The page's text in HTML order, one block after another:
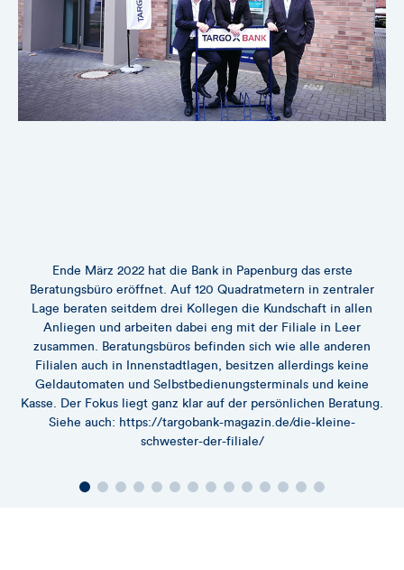
Ende März 2022 hat die Bank in Papenburg das erste
Beratungsbüro eröffnet. Auf 120 Quadratmetern in zentraler
Lage beraten seitdem drei Kollegen die Kundschaft in allen
Anliegen und arbeiten dabei eng mit der Filiale in Leer
zusammen. Beratungsbüros befinden sich wie alle anderen
Filialen auch in Innenstadtlagen, besitzen allerdings keine
Geldautomaten und Selbstbedienungsterminals und keine
Kasse. Der Fokus liegt ganz klar auf der persönlichen Beratung.
Siehe auch: https://targobank-magazin.de/die-kleine-
schwester-der-filiale/